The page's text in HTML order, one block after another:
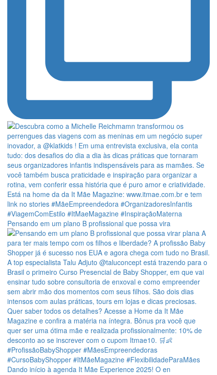
Pensando em um plano B profissional que possa vira
Dando início à agenda It Mãe Experience 2025! O en